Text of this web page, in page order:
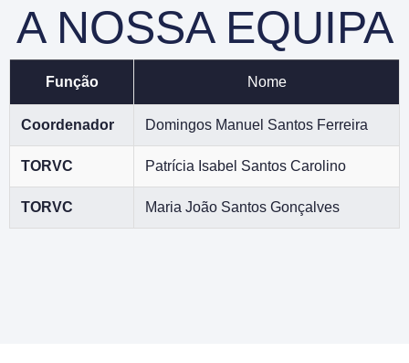
A NOSSA EQUIPA
Função Nome
Coordenador Domingos Manuel Santos Ferreira
TORVC Patrícia Isabel Santos Carolino
TORVC Maria João Santos Gonçalves